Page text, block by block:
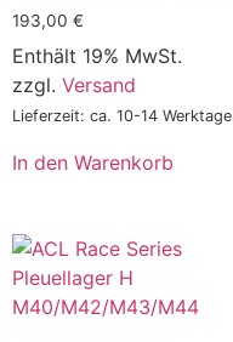
193,00 €
Enthält 19% MwSt.
zzgl. Versand
Lieferzeit: ca. 10-14 Werktage
In den Warenkorb